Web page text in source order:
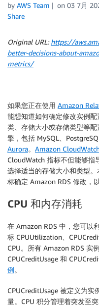
by AWS Team on 03 7月
Share
Original URL:https://
better-decisions-about-
metrics/
如果您正在使用 Amazon
能想知道如何确定修改实例
类、存储大小或存储类型等
擎，包括 MySQL、
Aurora。 Amazon
CloudWatch 指标不但能够指
选择适当的存储大小和类型
标确定 Amazon RDS 修改，
CPU 和内存消耗
在 Amazon RDS 中，您可以
标 CPUUtilization、
CPU。所有 Amazon RDS 实
CPUCreditUsage 和
例。
CPUCreditUsage 被定义为实
量。CPU 积分管理着突发至